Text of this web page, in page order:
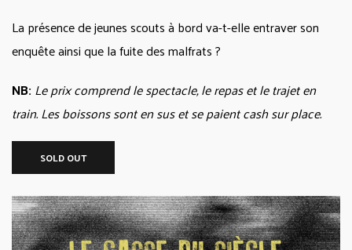
La présence de jeunes scouts à bord va-t-elle entraver son
enquête ainsi que la fuite des malfrats ?
NB: Le prix comprend le spectacle, le repas et le trajet en
train. Les boissons sont en sus et se paient cash sur place.
SOLD OUT